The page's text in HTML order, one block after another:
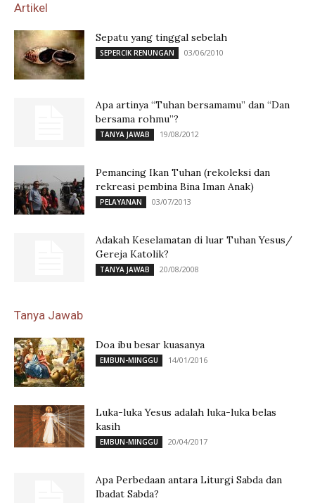
Artikel
Sepatu yang tinggal sebelah
SEPERCIK RENUNGAN 03/06/2010
Apa artinya “Tuhan bersamamu” dan “Dan
bersama rohmu”?
TANYA JAWAB 19/08/2012
Pemancing Ikan Tuhan (rekoleksi dan
rekreasi pembina Bina Iman Anak)
PELAYANAN 03/07/2013
Adakah Keselamatan di luar Tuhan Yesus/
Gereja Katolik?
TANYA JAWAB 20/08/2008
Tanya Jawab
Doa ibu besar kuasanya
EMBUN-MINGGU 14/01/2016
Luka-luka Yesus adalah luka-luka belas
kasih
EMBUN-MINGGU 20/04/2017
Apa Perbedaan antara Liturgi Sabda dan
Ibadat Sabda?